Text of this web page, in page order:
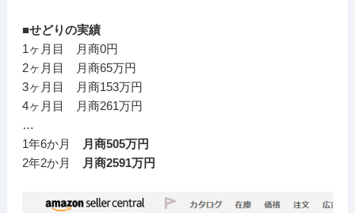
■せどりの実績
1ヶ月目 月商0円
2ヶ月目 月商65万円
3ヶ月目 月商153万円
4ヶ月目 月商261万円
…
1年6か月
月商505万円
2年2か月
月商2591万円